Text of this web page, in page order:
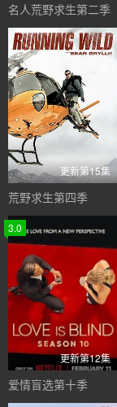
名人荒野求生第二季
更新第15集
荒野求生第四季
3.0
更新第12集
爱情盲选第十季